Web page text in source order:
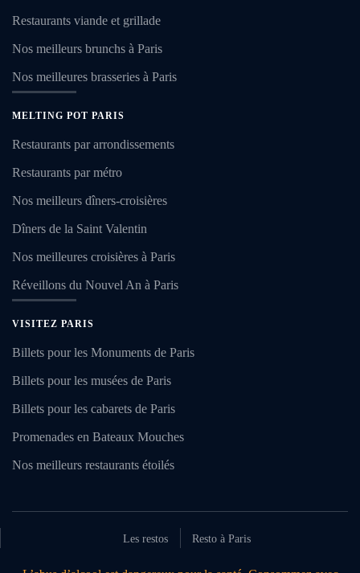
Restaurants viande et grillade
Nos meilleurs brunchs à Paris
Nos meilleures brasseries à Paris
MELTING POT PARIS
Restaurants par arrondissements
Restaurants par métro
Nos meilleurs dîners-croisières
Dîners de la Saint Valentin
Nos meilleures croisières à Paris
Réveillons du Nouvel An à Paris
VISITEZ PARIS
Billets pour les Monuments de Paris
Billets pour les musées de Paris
Billets pour les cabarets de Paris
Promenades en Bateaux Mouches
Nos meilleurs restaurants étoilés
Les restos Resto à Paris